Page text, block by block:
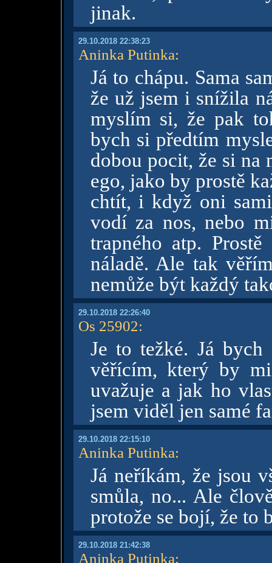
jinak.
29.10.2018 22:38:23
Aninka Putinka:
Já to chápu. Sama
že už jsem i snížila
myslím si, že pak
bych si předtím
dobou pocit, že si na
ego, jako by prostě
chtít, i když oni
vodí za nos, nebo
trapného atp.
náladě. Ale tak
nemůže být každý
29.10.2018 22:26:40
Os 25902:
Je to težké. Já
věřícím, který by
uvažuje a jak ho
jsem viděl jen samé
29.10.2018 22:15:10
Aninka Putinka:
Já neříkám, že jsou
smůla, no... Ale
protože se bojí, že to
29.10.2018 21:42:38
Aninka Putinka: